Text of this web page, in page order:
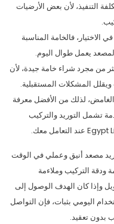
التنفيذ، لأن بعض الأرضيات
فالخامة المناسبة
يعمل طوال اليوم.
من مجرد شراء خامة جيدة، لأن
المشكلات المستقبلية.
لذلك من الأفضل معرفة
تشمل التوريد والتركيب
مصعد أنيق وعملي في الوقت
ودقة التركيب وملاءمة
وإذا كان الهدف الوصول إلى
اليومي بثبات، فإن التواصل
بدون تعقيد.